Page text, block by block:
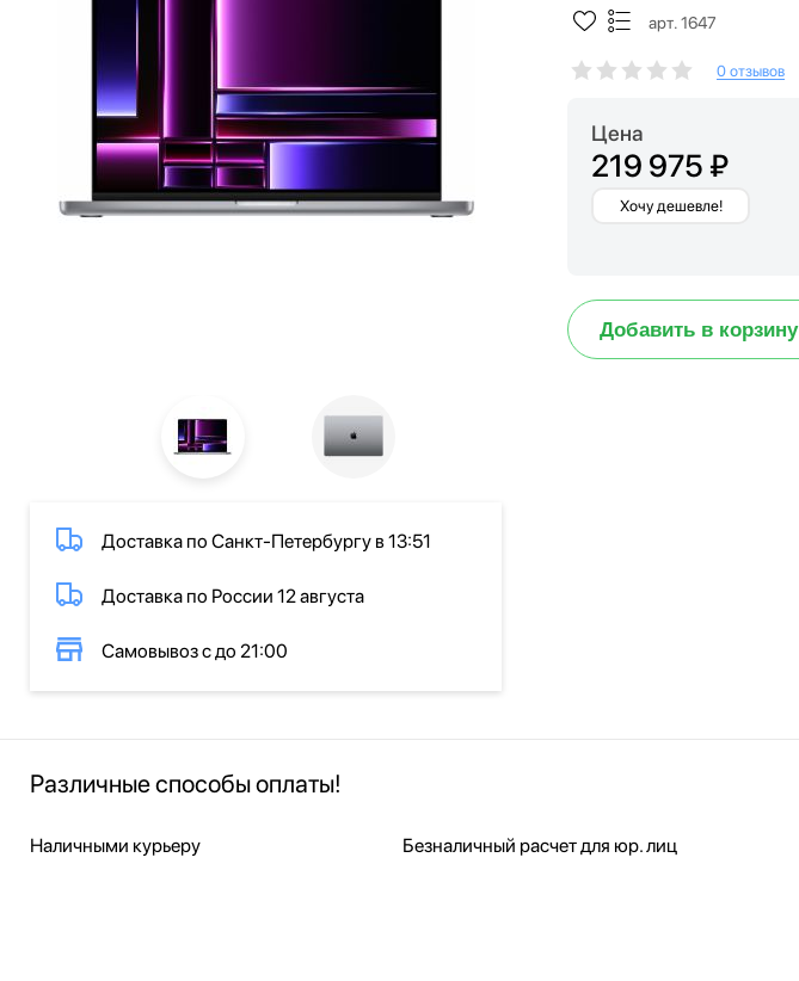
Доставка по Санкт-Петербургу в 13:51
Доставка по России 12 августа
Самовывоз с до 21:00
арт. 1647
0 отзывов
Цена
219 975 ₽
Хочу дешевле!
Добавить в корзину
Различные способы оплаты!
Наличными курьеру Безналичный расчет для юр. лиц